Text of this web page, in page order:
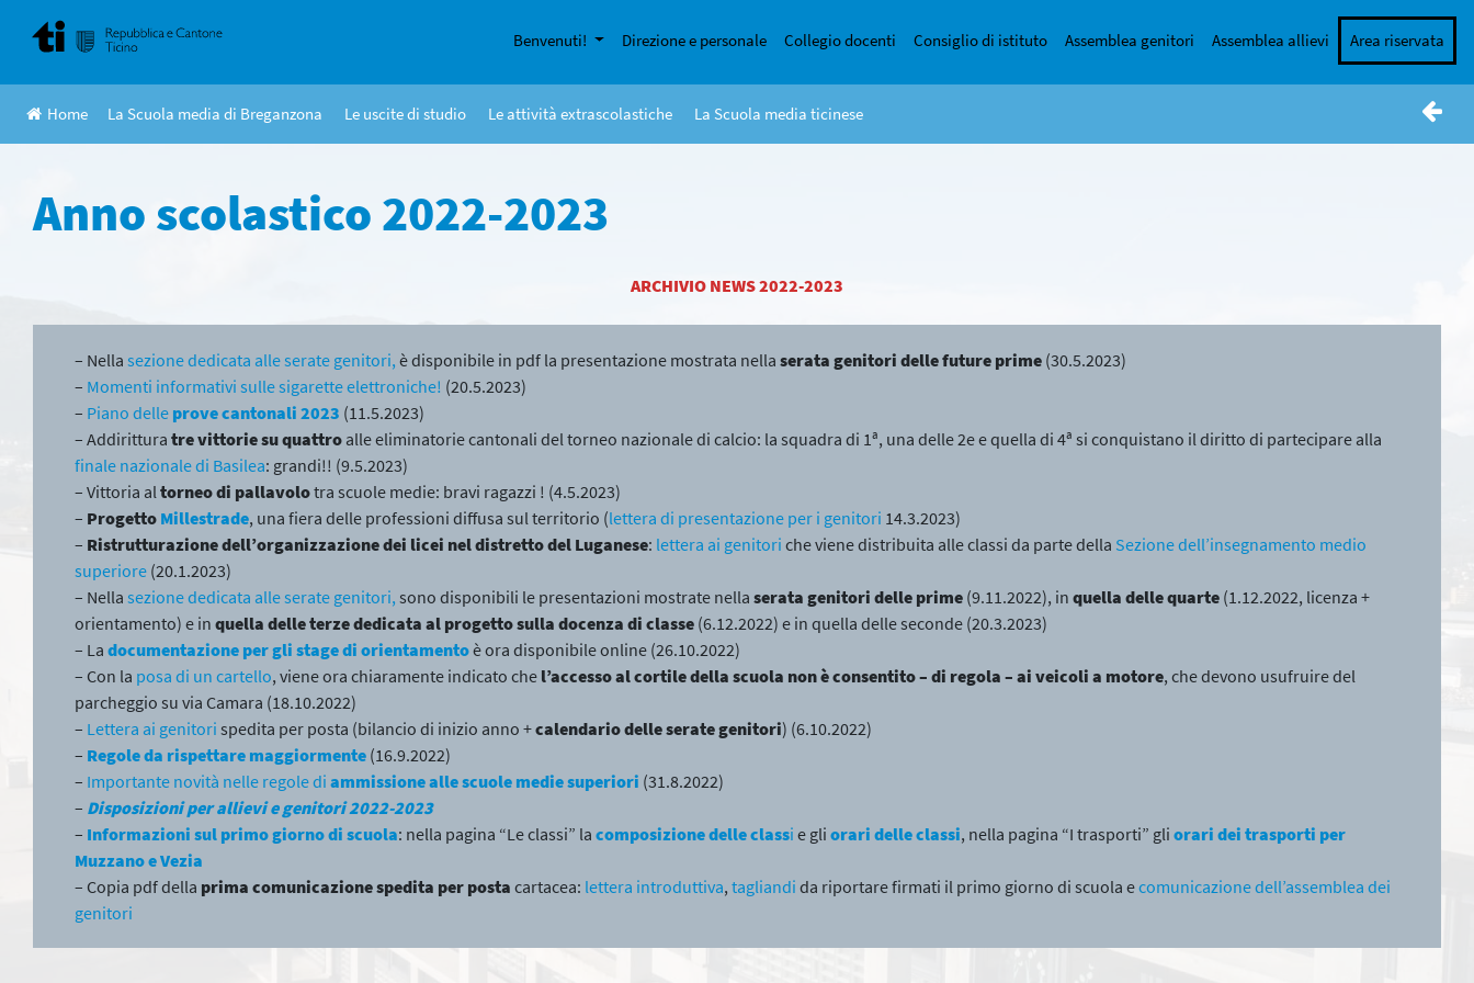
content
Benvenuti! Direzione e personale Collegio docenti Consiglio di istituto Assemblea genitori Assemblea allievi Area riservata
Home La Scuola media di Breganzona Le uscite di studio Le attività extrascolastiche La Scuola media ticinese
Anno scolastico 2022-2023
ARCHIVIO NEWS 2022-2023
– Nella sezione dedicata alle serate genitori, è disponibile in pdf la presentazione mostrata nella serata genitori delle future prime (30.5.2023)
– Momenti informativi sulle sigarette elettroniche! (20.5.2023)
– Piano delle prove cantonali 2023 (11.5.2023)
– Addirittura tre vittorie su quattro alle eliminatorie cantonali del torneo nazionale di calcio: la squadra di 1ª, una delle 2e e quella di 4ª si conquistano il diritto di partecipare alla
finale nazionale di Basilea: grandi!! (9.5.2023)
– Vittoria al torneo di pallavolotra scuole medie: bravi ragazzi ! (4.5.2023)
– Progetto Millestrade, una fiera delle professioni diffusa sul territorio (lettera di presentazione per i genitori 14.3.2023)
– Ristrutturazione dell’organizzazione dei licei nel distretto del Luganese: lettera ai genitori che viene distribuita alle classi da parte della Sezione dell’insegnamento medio
superiore (20.1.2023)
– Nella sezione dedicata alle serate genitori, sono disponibili le presentazioni mostrate nella serata genitori delle prime (9.11.2022), in quella delle quarte (1.12.2022, licenza +
orientamento) e in quella delle terze dedicata al progetto sulla docenza di classe (6.12.2022) e in quella delle seconde (20.3.2023)
– La documentazione per gli stage di orientamentoè ora disponibile online (26.10.2022)
– Con la posa di un cartello, viene ora chiaramente indicato che l’accesso al cortile della scuola non è consentito – di regola – ai veicoli a motore, che devono usufruire del
parcheggio su via Camara (18.10.2022)
– Lettera ai genitori spedita per posta (bilancio di inizio anno +calendario delle serate genitori) (6.10.2022)
– Regole da rispettare maggiormente (16.9.2022)
– Importante novità nelle regole di ammissione alle scuole medie superiori (31.8.2022)
– Disposizioni per allievi e genitori 2022-2023
– Informazioni sul primo giorno di scuola: nella pagina “Le classi” la composizione delle classi e gli orari delle classi, nella pagina “I trasporti” gli orari dei trasporti per
Muzzano e Vezia
– Copia pdf della prima comunicazione spedita per posta cartacea: lettera introduttiva, tagliandi da riportare firmati il primo giorno di scuola ecomunicazione dell’assemblea dei
genitori